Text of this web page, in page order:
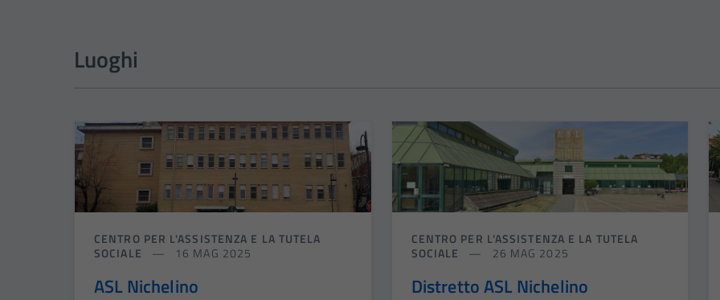
Luoghi
CENTRO PER L'ASSISTENZA E LA TUTELA
SOCIALE
16 MAG 2025
ASL Nichelino
CENTRO PER L'ASSISTENZA E LA TUTELA
SOCIALE
26 MAG 2025
Distretto ASL Nichelino